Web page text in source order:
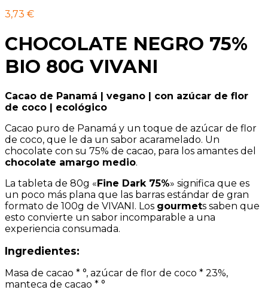
3,73 €
CHOCOLATE NEGRO 75%
BIO 80G VIVANI
Cacao de Panamá | vegano | con azúcar de flor
de coco | ecológico
Cacao puro de Panamá y un toque de azúcar de flor
de coco, que le da un sabor acaramelado. Un
chocolate con su 75% de cacao, para los amantes del
chocolate amargo medio.
La tableta de 80g «Fine Dark 75%» significa que es
un poco más plana que las barras estándar de gran
formato de 100g de VIVANI. Los gourmets saben que
esto convierte un sabor incomparable a una
experiencia consumada.
Ingredientes:
Masa de cacao * °, azúcar de flor de coco * 23%,
manteca de cacao * °